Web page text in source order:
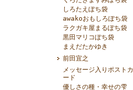
しろたえぽち袋
awakoおもしろぽち袋
ラクガキ屋まるぽち袋
黒田マリコぽち袋
まえだたかゆき
前田宜之
メッセージ入りポストカ
ード
優しさの種・幸せの雫